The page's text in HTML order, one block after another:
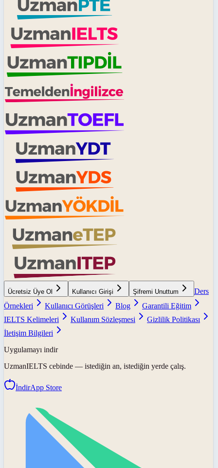
Ücretsiz Üye Ol Kullanıcı Girişi Şifremi Unuttum
Ders
Örnekleri
Kullanıcı Görüşleri Blog
Garantili Eğitim
IELTS Kelimeleri
Kullanım Sözleşmesi
Gizlilik Politikası
İletişim Bilgileri
Uygulamayı indir
UzmanIELTS cebinde — istediğin an, istediğin yerde çalış.
İndirApp Store